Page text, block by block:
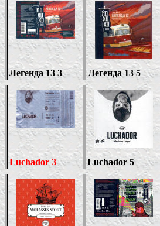
Легенда 133 Легенда 13 5
Luchador 3 Luchador 5